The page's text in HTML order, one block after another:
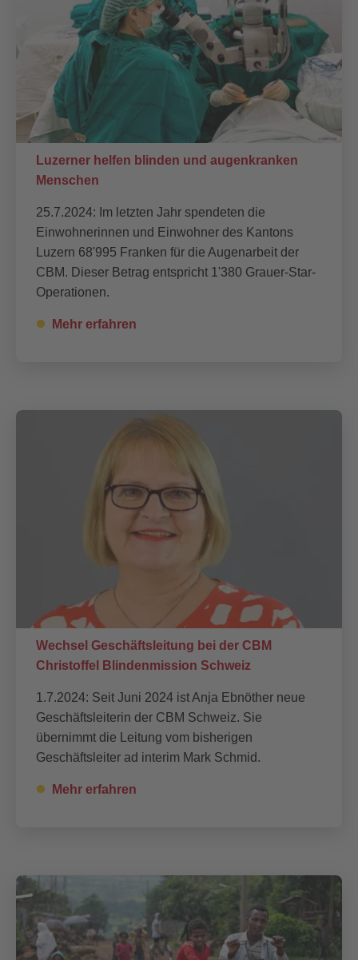
Luzerner helfen blinden und augenkranken
Menschen
25.7.2024: Im letzten Jahr spendeten die
Einwohnerinnen und Einwohner des Kantons
Luzern 68'995 Franken für die Augenarbeit der
CBM. Dieser Betrag entspricht 1'380 Grauer-Star-
Operationen.
Mehr erfahren
Wechsel Geschäftsleitung bei der CBM
Christoffel Blindenmission Schweiz
1.7.2024: Seit Juni 2024 ist Anja Ebnöther neue
Geschäftsleiterin der CBM Schweiz. Sie
übernimmt die Leitung vom bisherigen
Geschäftsleiter ad interim Mark Schmid.
Mehr erfahren